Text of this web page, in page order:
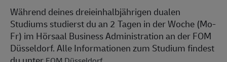
Während deines dreieinhalbjährigen dualen
Studiums studierst du an 2 Tagen in der Woche (Mo-
Fr) im Hörsaal Business Administration an der FOM
Düsseldorf. Alle Informationen zum Studium findest